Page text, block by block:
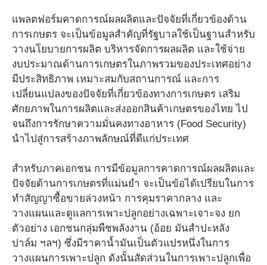
แพลตฟอร์มคาดการณ์ผลผลิตและปัจจัยที่เกี่ยวข้องด้าน
การเกษตร จะเป็นข้อมูลสำคัญที่รัฐบาลใช้เป็นฐานสำหรับ
วางนโยบายการผลิต บริหารจัดการผลผลิต และใช้จ่าย
งบประมาณด้านการเกษตรในภาพรวมของประเทศอย่าง
มีประสิทธิภาพ เหมาะสมกับสถานการณ์ และการ
เปลี่ยนแปลงของปัจจัยที่เกี่ยวข้องทางการเกษตร เสริม
ศักยภาพในการผลิตและส่งออกสินค้าเกษตรของไทย ไป
จนถึงการรักษาความมั่นคงทางอาหาร (Food Security)
นำไปสู่การสร้างภาพลักษณ์ที่ดีแก่ประเทศ
สำหรับภาคเอกชน การมีข้อมูลการคาดการณ์ผลผลิตและ
ปัจจัยด้านการเกษตรที่แม่นยำ จะเป็นข้อได้เปรียบในการ
ทำสัญญาซื้อขายล่วงหน้า การคุมราคากลาง และ
วางแผนและดูแลการเพาะปลูกอย่างเฉพาะเจาะจง ยก
ตัวอย่าง เอกชนกลุ่มพืชพลังงาน (อ้อย มันสำปะหลัง
ปาล์ม ฯลฯ) ซึ่งมีราคาน้ำมันเป็นตัวแปรหนึ่งในการ
วางแผนการเพาะปลูก ดังนั้นสัดส่วนในการเพาะปลูกเพื่อ